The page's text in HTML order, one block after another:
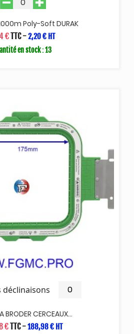
Poly-Soft DURAK
€TTC-2,20 € HT
en stock : 13
déclinaisons
BRODER CERCEAUX...
€TTC-188,98 € HT